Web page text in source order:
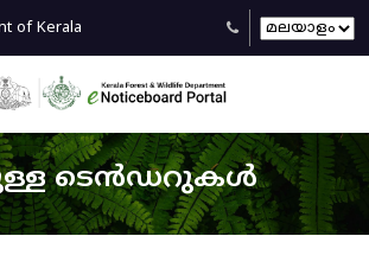
of Kerala
ടെൻഡറുകൾ